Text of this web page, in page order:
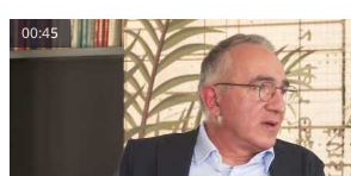
00:45